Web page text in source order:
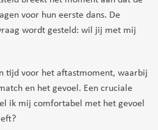
voor hun eerste dans. De
wordt gesteld: wil jij met mij
tijd voor het aftastmoment, waarbij
en het gevoel. Een cruciale
ik mij comfortabel met het gevoel